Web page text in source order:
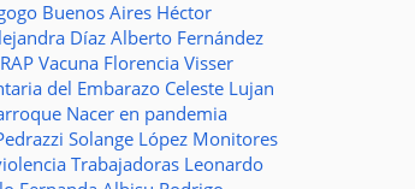
Buenos Aires Héctor
Díaz Alberto Fernández
RAP Vacuna Florencia Visser
del Embarazo Celeste Lujan
Nacer en pandemia
Solange López Monitores
Trabajadoras Leonardo